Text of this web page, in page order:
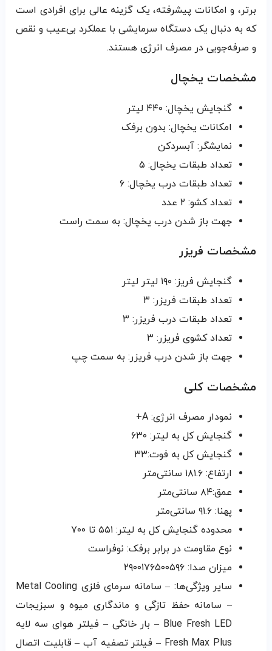
برتر، و امکانات پیشرفته، یک گزینه عالی برای افرادی است
که به دنبال یک دستگاه سرمایشی با عملکرد بی‌عیب و نقص
و صرفه‌جویی در مصرف انرژی هستند.
مشخصات یخچال
گنجایش یخچال: ۴۴۰ لیتر
امکانات یخچال: بدون برفک
نمایشگر: آبسردکن
تعداد طبقات یخچال: ۵
تعداد طبقات درب یخچال: ۶
تعداد کشو: ۲ عدد
جهت باز شدن درب یخچال: به سمت راست
مشخصات فریزر
گنجایش فریز: ۱۹۰ لیتر لیتر
تعداد طبقات فریزر: ۳
تعداد طبقات درب فریزر: ۳
تعداد کشوی فریزر: ۳
جهت باز شدن درب فریزر: به سمت چپ
مشخصات کلی
نمودار مصرف انرژی: A+
گنجایش کل به لیتر: ۶۳۰
گنجایش کل به فوت:۳۳
ارتفاع: ۱۸۱.۶ سانتی‌متر
عمق:۸۴ سانتی‌متر
پهنا: ۹۱.۶ سانتی‌متر
محدوده گنجایش کل به لیتر: ۵۵۱ تا ۷۰۰
نوع مقاومت در برابر برفک: نوفراست
میزان صدا: ۲۹۰۰۱۷۶۵۰۰۵۹۶
سایر ویژگی‌ها: – سامانه سرمای فلزی Metal Cooling
– سامانه حفظ تازگی و ماندگاری میوه و سبزیجات
Blue Fresh LED – بار خانگی – فیلتر هوای سه لایه
Fresh Max Plus – فیلتر تصفیه آب – قابلیت اتصال